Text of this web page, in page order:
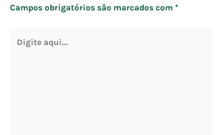
Campos obrigatórios são marcados com *
aqui...